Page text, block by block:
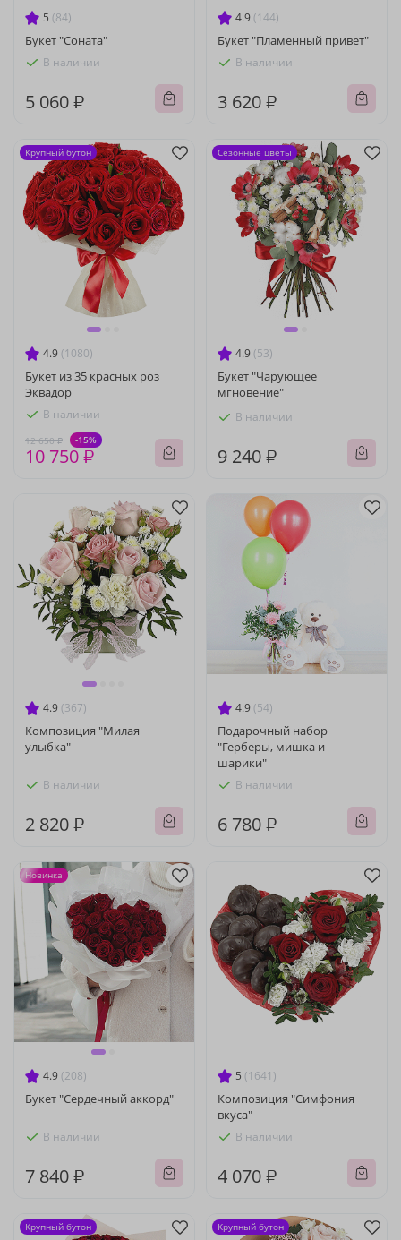
5 (84)
Букет "Соната"
В наличии
5 060 ₽
4.9 (144)
Букет "Пламенный привет"
В наличии
3 620 ₽
4.9 (1080)
Букет из 35 красных роз
Эквадор
В наличии
12 650 ₽ -15%
10 750 ₽
Крупный бутон
4.9 (53)
Букет "Чарующее
мгновение"
В наличии
9 240 ₽
Сезонные цветы
4.9 (367)
Композиция "Милая
улыбка"
В наличии
2 820 ₽
4.9 (54)
Подарочный набор
"Герберы, мишка и
шарики"
В наличии
6 780 ₽
4.9 (208)
Букет "Сердечный аккорд"
В наличии
7 840 ₽
Новинка
5 (1641)
Композиция "Симфония
вкуса"
В наличии
4 070 ₽
Крупный бутон Крупный бутон